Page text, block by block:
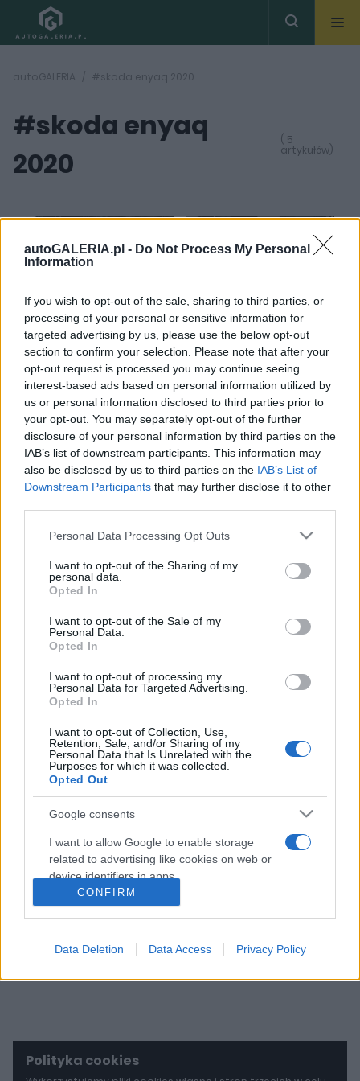
autoGALERIA.pl - Do Not Process My Personal
Information
If you wish to opt-out of the sale, sharing to third parties, or
processing of your personal or sensitive information for
targeted advertising by us, please use the below opt-out
section to confirm your selection. Please note that after your
opt-out request is processed you may continue seeing
interest-based ads based on personal information utilized by
us or personal information disclosed to third parties prior to
your opt-out. You may separately opt-out of the further
disclosure of your personal information by third parties on the
IAB’s list of downstream participants. This information may
also be disclosed by us to third parties on the IAB’s List of
Downstream Participants that may further disclose it to other
Please note that this website/app uses one or more Google
not limited to your visit or usage behaviour. You may click to
grant or deny consent to Google and its third-party tags to
use your data for below specified purposes in below Google
consent section.
Personal Data Processing Opt Outs
I want to opt-out of the Sharing of my
personal data.
Opted In
I want to opt-out of the Sale of my
Personal Data.
Opted In
I want to opt-out of processing my
Personal Data for Targeted Advertising.
Opted In
I want to opt-out of Collection, Use,
Retention, Sale, and/or Sharing of my
Personal Data that Is Unrelated with the
Purposes for which it was collected.
Opted Out
Google consents
I want to allow Google to enable storage
related to advertising like cookies on web or
device identifiers in apps.
I want to allow my user data to be sent to
I want to allow Google to send me
device identifiers in apps.
I want to allow Google to enable storage
CONFIRM
Data Deletion Data Access Privacy Policy
autoGALERIA #skoda enyaq 2020
#skoda enyaq
2020
( 5
artykułów)
CIEKAWOSTKI
Skoda Enyaq robi
wziiibrrrwziii. Czesi
pochwalili się
dźwiękiem swojego
auta
Redakcja autoGALERIA.pl
ZDJĘĆ
NOWOŚCI I PREMIERY
Skoda Enyaq -
obejrzałem ją z bliska.
To będzie bestseller
wśród aut
elektrycznych
Maciej Kuchno
ZDJĘĆ
NOWOŚCI I PREMIERY
Skoda Enyaq 2021. Czesi
wchodzą w
elektromobilność w
doskonałym stylu
Maciej Kuchno
5 ZDJĘĆ
ELEKTROMOBILNOŚĆ
Skoda ENYAQ. Tak
elektryczny SUV tej
marki
ELEKTROMOBILNOŚĆ
16 ZDJĘĆ
Skoda Enyaq iV. Tak,
dostanie tylny napęd i
nawet do 306 KM w
elektryku
Marcin Napieraj
Polityka cookies